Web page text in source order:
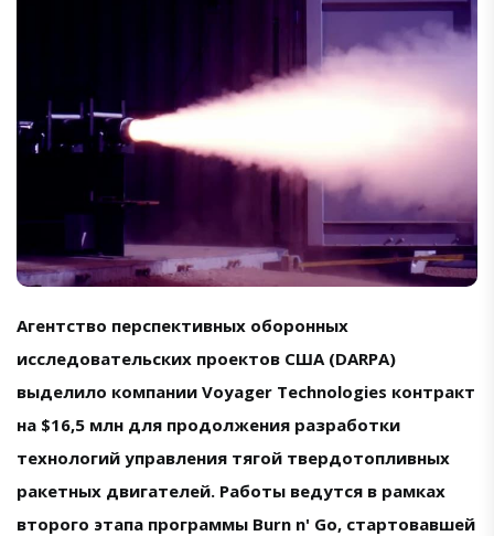
Агентство перспективных оборонных
исследовательских проектов США (DARPA)
выделило компании Voyager Technologies контракт
на $16,5 млн для продолжения разработки
технологий управления тягой твердотопливных
ракетных двигателей. Работы ведутся в рамках
второго этапа программы Burn n' Go, стартовавшей